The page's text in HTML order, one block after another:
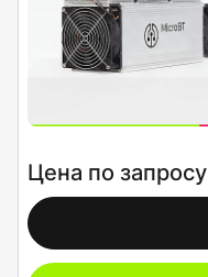
Цена по запросу